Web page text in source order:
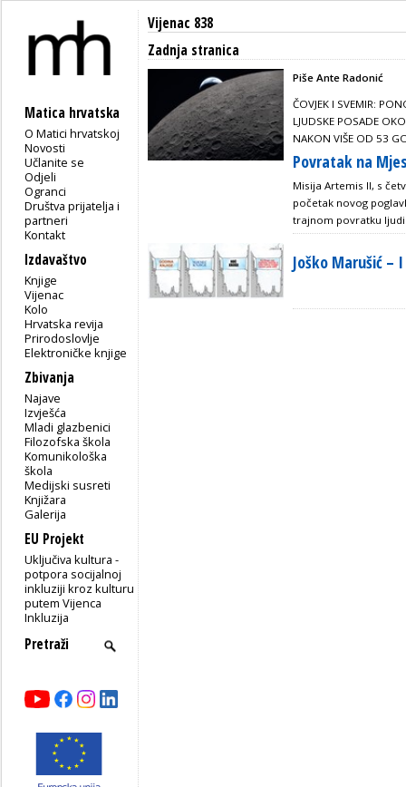
Matica hrvatska
O Matici hrvatskoj
Novosti
Učlanite se
Odjeli
Ogranci
Društva prijatelja i
partneri
Kontakt
Izdavaštvo
Knjige
Vijenac
Kolo
Hrvatska revija
Prirodoslovlje
Elektroničke knjige
Zbivanja
Najave
Izvješća
Mladi glazbenici
Filozofska škola
Komunikološka
škola
Medijski susreti
Knjižara
Galerija
EU Projekt
Uključiva kultura -
potpora socijalnoj
inkluziji kroz kulturu
putem Vijenca
Inkluzija
Vijenac 838
Zadnja stranica
Piše Ante Radonić
ČOVJEK I SVEMIR:
LJUDSKE POSADE
NAKON VIŠE OD 53
Povratak na
Misija Artemis II, s
početak novog
trajnom povratku
Joško Marušić – I